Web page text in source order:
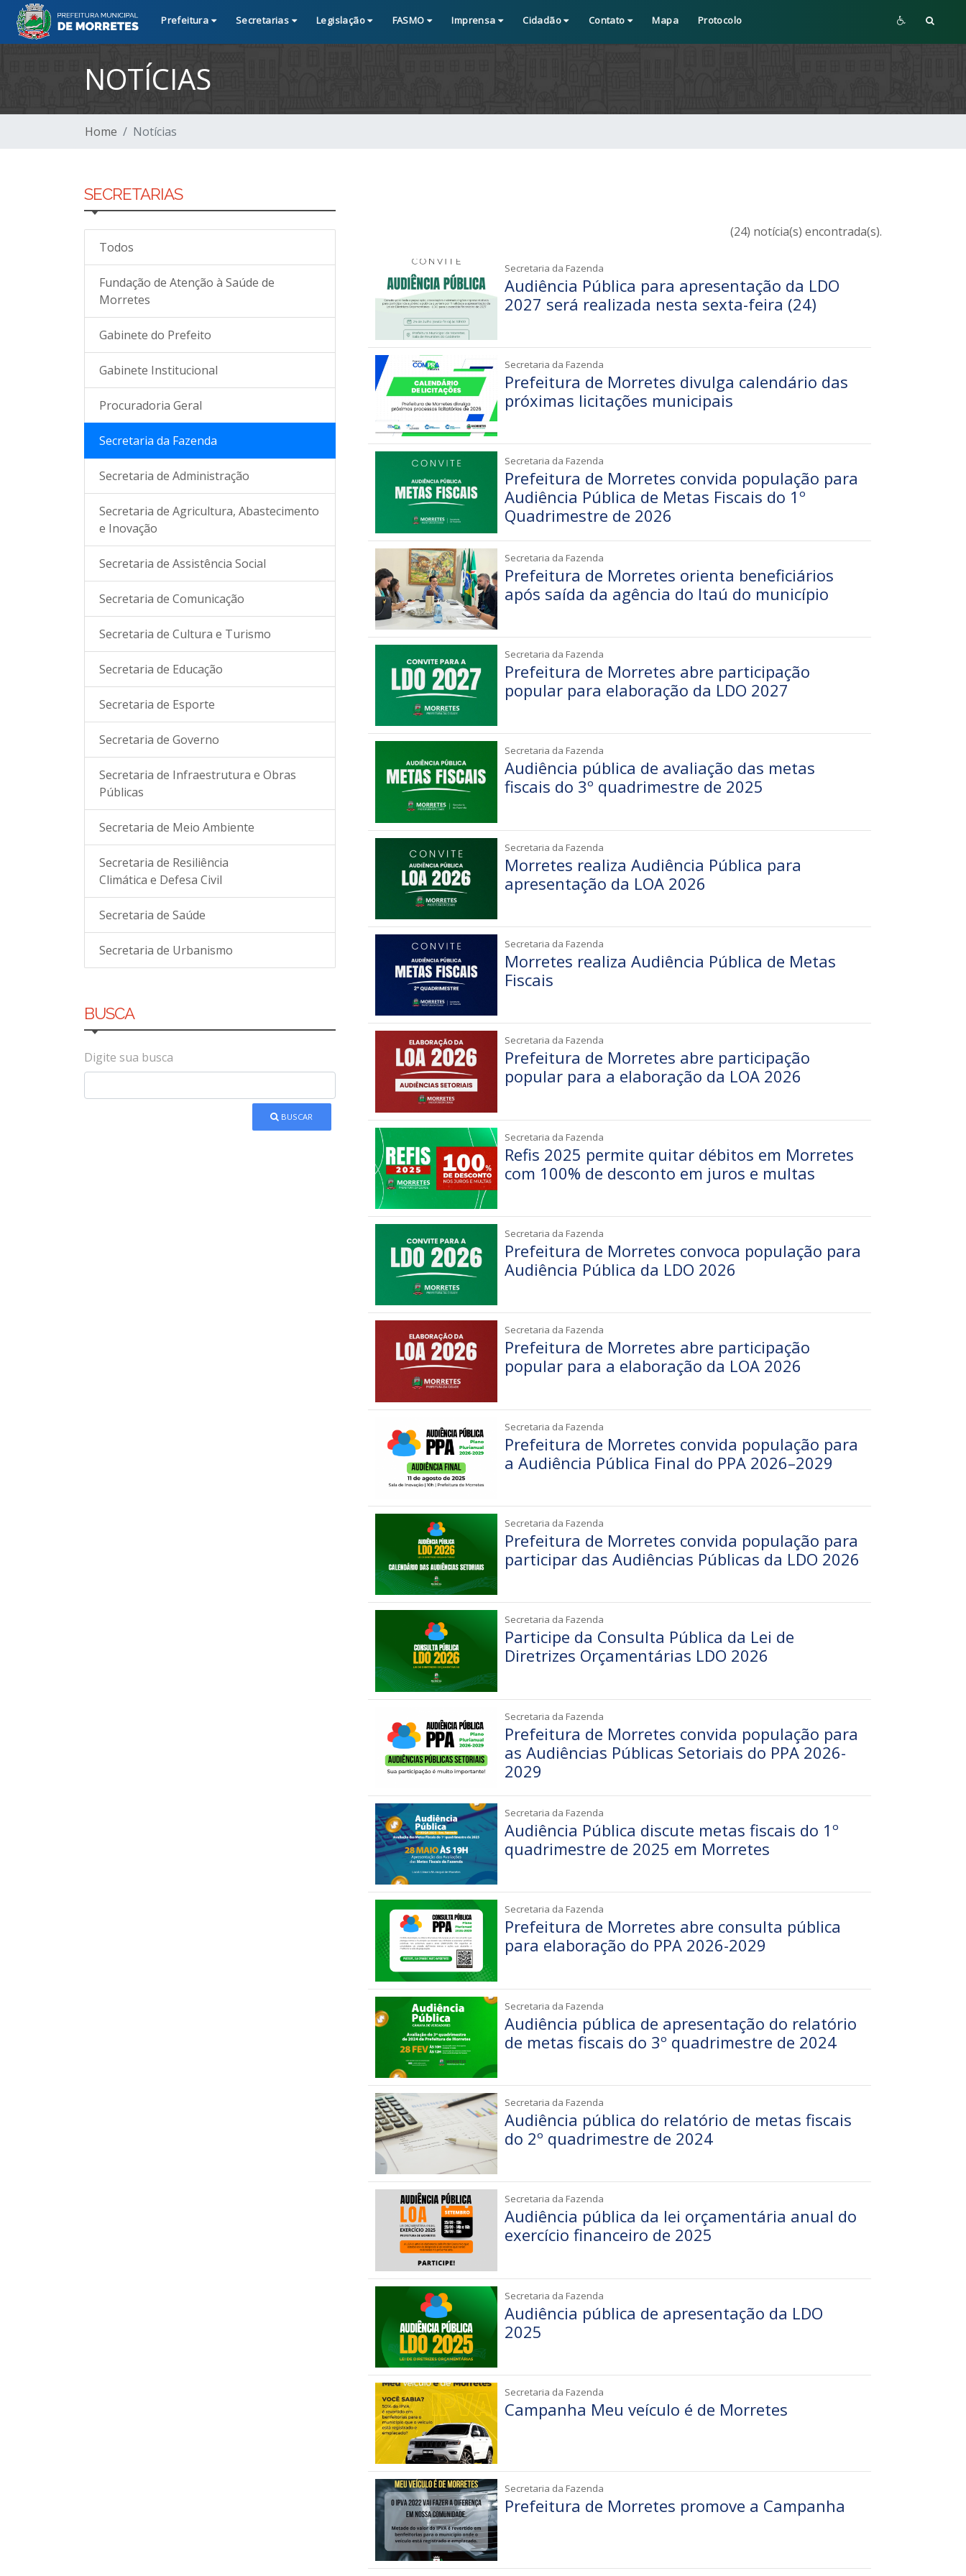
Prefeitura Secretarias Legislação FASMO Imprensa Cidadão Contato Mapa Protocolo
NOTÍCIAS
Home Notícias
SECRETARIAS
Todos
Fundação de Atenção à Saúde de
Morretes
Gabinete do Prefeito
Gabinete Institucional
Procuradoria Geral
Secretaria da Fazenda
Secretaria de Administração
Secretaria de Agricultura, Abastecimento
e Inovação
Secretaria de Assistência Social
Secretaria de Comunicação
Secretaria de Cultura e Turismo
Secretaria de Educação
Secretaria de Esporte
Secretaria de Governo
Secretaria de Infraestrutura e Obras
Públicas
Secretaria de Meio Ambiente
Secretaria de Resiliência
Climática e Defesa Civil
Secretaria de Saúde
Secretaria de Urbanismo
BUSCA
Digite sua busca
BUSCAR
(24) notícia(s) encontrada(s).
Secretaria da Fazenda
Audiência Pública para apresentação da LDO
2027 será realizada nesta sexta-feira (24)
Secretaria da Fazenda
Prefeitura de Morretes divulga calendário das
próximas licitações municipais
Secretaria da Fazenda
Prefeitura de Morretes convida população para
Audiência Pública de Metas Fiscais do 1º
Quadrimestre de 2026
Secretaria da Fazenda
Prefeitura de Morretes orienta beneficiários
após saída da agência do Itaú do município
Secretaria da Fazenda
Prefeitura de Morretes abre participação
popular para elaboração da LDO 2027
Secretaria da Fazenda
Audiência pública de avaliação das metas
fiscais do 3º quadrimestre de 2025
Secretaria da Fazenda
Morretes realiza Audiência Pública para
apresentação da LOA 2026
Secretaria da Fazenda
Morretes realiza Audiência Pública de Metas
Fiscais
Secretaria da Fazenda
Prefeitura de Morretes abre participação
popular para a elaboração da LOA 2026
Secretaria da Fazenda
Refis 2025 permite quitar débitos em Morretes
com 100% de desconto em juros e multas
Secretaria da Fazenda
Prefeitura de Morretes convoca população para
Audiência Pública da LDO 2026
Secretaria da Fazenda
Prefeitura de Morretes abre participação
popular para a elaboração da LOA 2026
Secretaria da Fazenda
Prefeitura de Morretes convida população para
a Audiência Pública Final do PPA 2026–2029
Secretaria da Fazenda
Prefeitura de Morretes convida população para
participar das Audiências Públicas da LDO 2026
Secretaria da Fazenda
Participe da Consulta Pública da Lei de
Diretrizes Orçamentárias LDO 2026
Secretaria da Fazenda
Prefeitura de Morretes convida população para
as Audiências Públicas Setoriais do PPA 2026-
2029
Secretaria da Fazenda
Audiência Pública discute metas fiscais do 1º
quadrimestre de 2025 em Morretes
Secretaria da Fazenda
Prefeitura de Morretes abre consulta pública
para elaboração do PPA 2026-2029
Secretaria da Fazenda
Audiência pública de apresentação do relatório
de metas fiscais do 3º quadrimestre de 2024
Secretaria da Fazenda
Audiência pública do relatório de metas fiscais
do 2º quadrimestre de 2024
Secretaria da Fazenda
Audiência pública da lei orçamentária anual do
exercício financeiro de 2025
Secretaria da Fazenda
Audiência pública de apresentação da LDO
2025
Secretaria da Fazenda
Campanha Meu veículo é de Morretes
Secretaria da Fazenda
Prefeitura de Morretes promove a Campanha